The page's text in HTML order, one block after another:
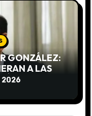
GONZÁLEZ:
A LAS
2026